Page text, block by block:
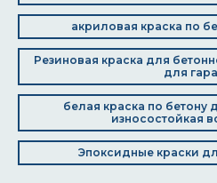
акриловая краска по
Резиновая краска для
для
белая краска по бетону
износостойкая
Эпоксидные краски